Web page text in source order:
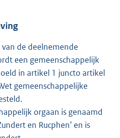
de deelnemende
een gemeenschappelijk
in artikel 1 juncto artikel
gemeenschappelijke
orgaan is genaamd
en Rucphen’ en is